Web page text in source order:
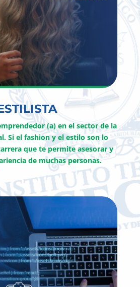
(a) en el sector de la
Si el fashion y el estilo son lo
que te permite asesorar y
de muchas personas.